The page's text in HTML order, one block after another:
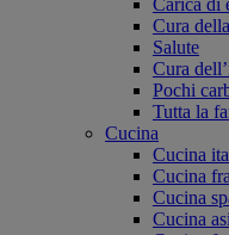
Carica di
Cura
Salute
Cura
Pochi
Tutta la
Cucina
Cucina
Cucina
Cucina
Cucina